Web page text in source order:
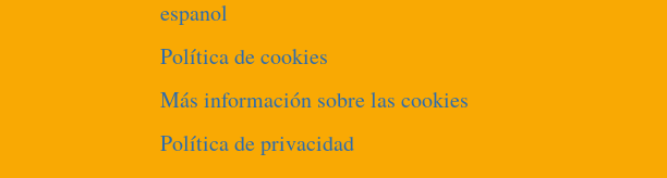
espanol
Política de cookies
Más información sobre las cookies
Política de privacidad